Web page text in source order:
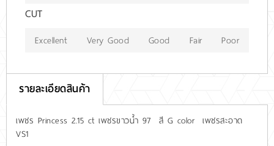
CUT
Excellent Very Good Good Fair Poor
รายละเอียดสินค้า
เพชร Princess 2.15 ct เพชรขาวน้ำ 97 สี G color เพชรสะอาด
VS1